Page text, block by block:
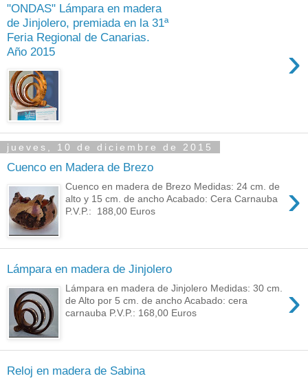
"ONDAS" Lámpara en madera
de Jinjolero, premiada en la 31ª
Feria Regional de Canarias.
Año 2015
›
jueves, 10 de diciembre de 2015
Cuenco en Madera de Brezo
›
Cuenco en madera de Brezo Medidas: 24 cm. de
alto y 15 cm. de ancho Acabado: Cera Carnauba
P.V.P.: 188,00 Euros
Lámpara en madera de Jinjolero
›
Lámpara en madera de Jinjolero Medidas: 30 cm.
de Alto por 5 cm. de ancho Acabado: cera
carnauba P.V.P.: 168,00 Euros
Reloj en madera de Sabina